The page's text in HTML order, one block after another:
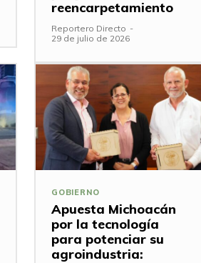
reencarpetamiento
Reportero Directo -
29 de julio de 2026
GOBIERNO
Apuesta Michoacán
por la tecnología
para potenciar su
agroindustria: